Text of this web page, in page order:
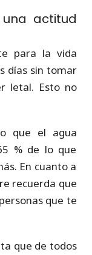
actitud
para la vida
días sin tomar
letal. Esto no
que el agua
% de lo que
En cuanto a
recuerda que
que te
que de todos